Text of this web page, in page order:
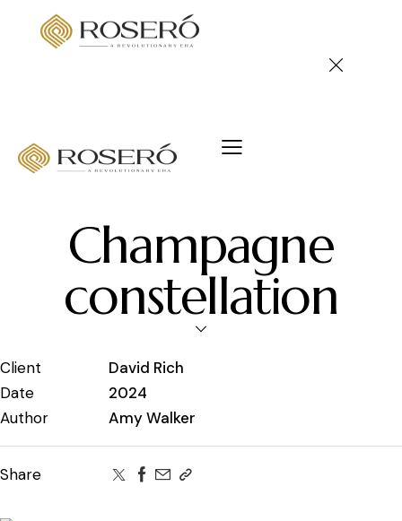
Champagne
constellation
Client
David Rich
Date
2024
Author
Amy Walker
Share